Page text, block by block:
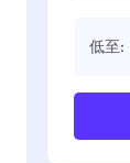
低至: